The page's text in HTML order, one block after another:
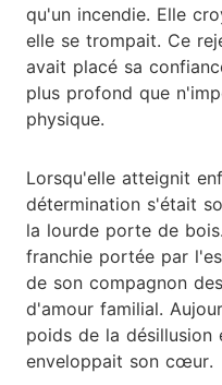
qu'un incendie. Elle
elle se trompait. Ce
avait placé sa
plus profond que
physique.
Lorsqu'elle atteignit
détermination s'était
la lourde porte de
franchie portée par
de son compagnon
d'amour familial.
poids de la
enveloppait son cœur.